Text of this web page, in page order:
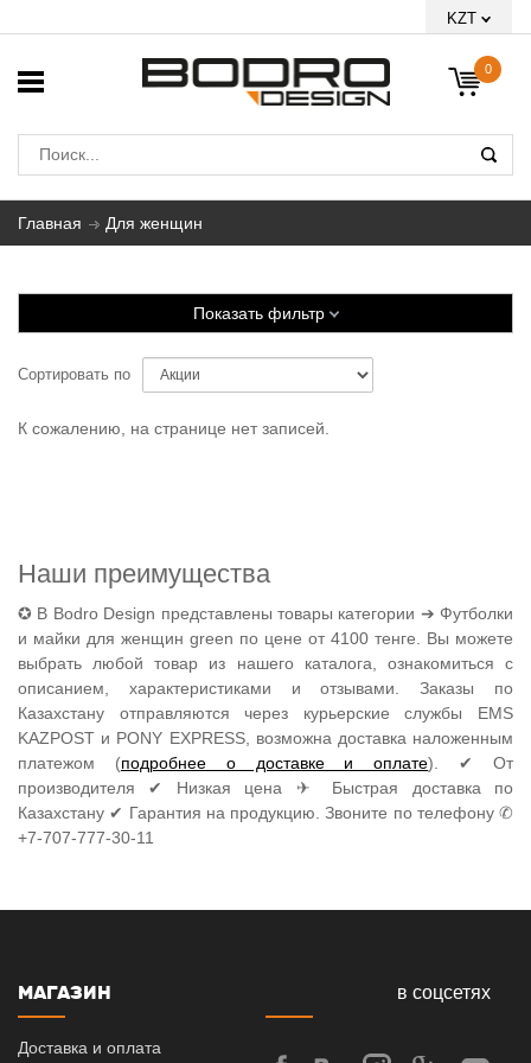
KZT
0
Главная Для женщин
Показать фильтр
Сортировать по
К сожалению, на странице нет записей.
Наши преимущества
✪ В Bodro Design представлены товары категории ➔ Футболки
и майки для женщин green по цене от 4100 тенге. Вы можете
выбрать любой товар из нашего каталога, ознакомиться с
описанием, характеристиками и отзывами. Заказы по
Казахстану отправляются через курьерские службы EMS
KAZPOST и PONY EXPRESS, возможна доставка наложенным
платежом (подробнее о доставке и оплате). ✔ От
производителя ✔ Низкая цена ✈ Быстрая доставка по
Казахстану ✔ Гарантия на продукцию. Звоните по телефону ✆
+7-707-777-30-11
в соцсетях
МАГАЗИН
Доставка и оплата